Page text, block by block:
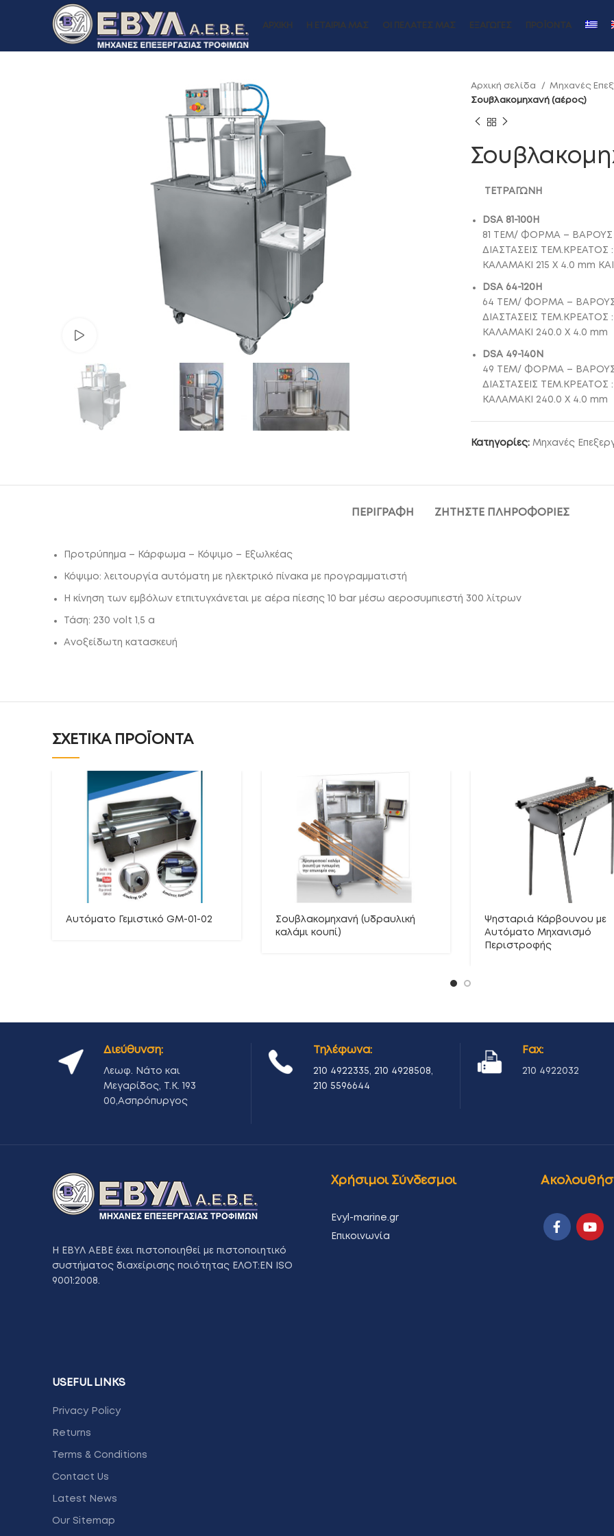
ΑΡΧΙΚΗ Η ΕΤΑΙΡΊΑ ΜΑΣ ΟΙ ΠΕΛΆΤΕΣ ΜΑΣ ΕΞΑΓΩΓΈΣ ΠΡΟΪΌΝΤΑ
Αρχική σελίδα Μηχανές
Σουβλακομηχανή (αέρος)
ΤΕΤΡΑΓΩΝΗ
DSΑ 81-100H
81 ΤΕΜ/ ΦΟΡΜΑ – ΒΑΡΟΥΣ
ΔΙΑΣΤΑΣΕΙΣ ΤΕΜ.ΚΡΕΑΤΟΣ :
ΚΑΛΑΜΑΚΙ 215 Χ 4.0 mm
DSA 64-120H
64 ΤΕΜ/ ΦΟΡΜΑ –
ΔΙΑΣΤΑΣΕΙΣ ΤΕΜ.ΚΡΕΑΤΟΣ :
ΚΑΛΑΜΑΚΙ 240.0 X 4.0 mm
DSA 49-140Ν
49 ΤΕΜ/ ΦΟΡΜΑ – ΒΑΡΟΥΣ
ΔΙΑΣΤΑΣΕΙΣ ΤΕΜ.ΚΡΕΑΤΟΣ
ΚΑΛΑΜΑΚΙ 240.0 X 4.0 mm
Κατηγορίες: Μηχανές
ΠΕΡΙΓΡΑΦΉ ΖΗΤΉΣΤΕ ΠΛΗΡΟΦΟΡΊΕΣ
Προτρύπημα – Κάρφωμα – Κόψιμο – Εξωλκέας
Κόψιμο: λειτουργία αυτόματη με ηλεκτρικό πίνακα με προγραμματιστή
Η κίνηση των εμβόλων ετπιτυγχάνεται με αέρα πίεσης 10 bar μέσω αεροσυμπιεστή 300 λίτρων
Τάση: 230 volt 1,5 a
Ανοξείδωτη κατασκευή
ΣΧΕΤΙΚΆ ΠΡΟΪΌΝΤΑ
Aυτόματο Γεμιστικό GM-01-02
Σουβλακομηχανή (υδραυλική
καλάμι κουπί)
Ψησταριά Κάρβουνου με
Αυτόματο Μηχανισμό
Περιστροφής
Διεύθυνση:
Λεωφ. Νάτο και
Μεγαρίδος, Τ.Κ. 193
00,Ασπρόπυργος
Τηλέφωνα:
210 4922335, 210 4928508,
210 5596644
Fax:
210 4922032
Η ΕΒΥΛ ΑΕΒΕ έχει πιστοποιηθεί με πιστοποιητικό
συστήματος διαχείρισης ποιότητας ΕΛΟΤ:ΕΝ ISO
9001:2008.
Χρήσιμοι Σύνδεσμοι
Evyl-marine.gr
Επικοινωνία
USEFUL LINKS
Privacy Policy
Returns
Terms & Conditions
Contact Us
Latest News
Our Sitemap